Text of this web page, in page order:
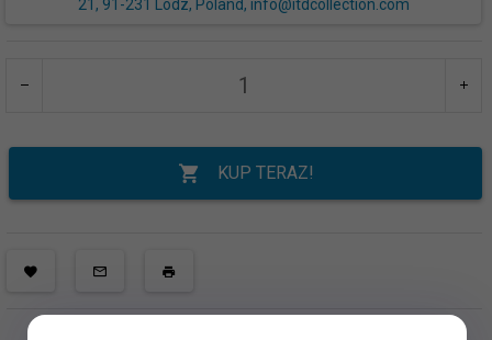
21, 91-231 Lodz, Poland, info@itdcollection.com
KUP TERAZ!